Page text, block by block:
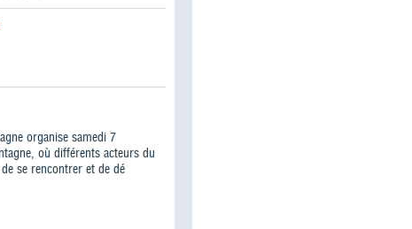
organise samedi 7
où différents acteurs du
se rencontrer et de dé